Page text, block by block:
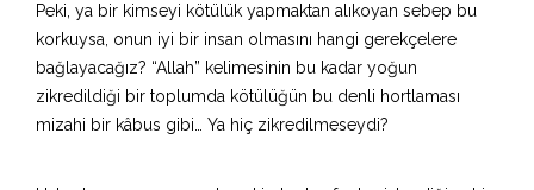
Peki, ya bir kimseyi kötülük yapmaktan alıkoyan sebep bu
korkuysa, onun iyi bir insan olmasını hangi gerekçelere
bağlayacağız? “Allah” kelimesinin bu kadar yoğun
zikredildiği bir toplumda kötülüğün bu denli hortlaması
mizahi bir kâbus gibi… Ya hiç zikredilmeseydi?